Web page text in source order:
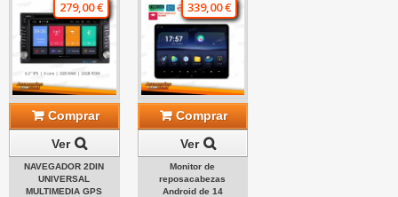
279,00 €
Comprar
Ver
NAVEGADOR 2DIN
UNIVERSAL
MULTIMEDIA GPS
339,00 €
Comprar
Ver
Monitor de
reposacabezas
Android de 14